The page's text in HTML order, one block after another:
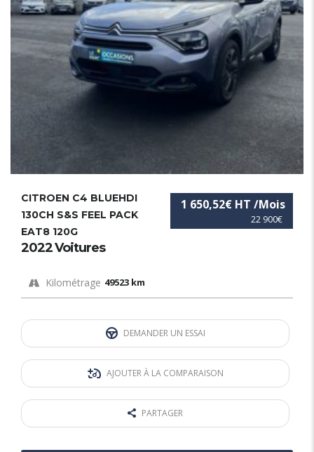
22 900€
1 650,52€ HT /Mois
CITROEN C4 BLUEHDI
130CH S&S FEEL PACK
EAT8 120G
2022 Voitures
Kilométrage 49523 km
DEMANDER UN ESSAI
AJOUTER À LA COMPARAISON
PARTAGER